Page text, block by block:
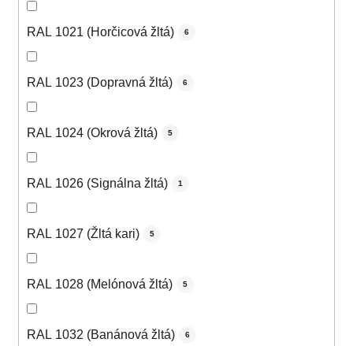
RAL 1021 (Horčicová žltá) 6
RAL 1023 (Dopravná žltá) 6
RAL 1024 (Okrová žltá) 5
RAL 1026 (Signálna žltá) 1
RAL 1027 (Žltá kari) 5
RAL 1028 (Melónová žltá) 5
RAL 1032 (Banánová žltá) 6